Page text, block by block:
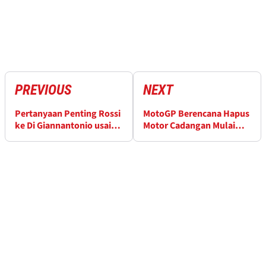
PREVIOUS
Pertanyaan Penting Rossi
ke Di Giannantonio usai
NEXT
MotoGP Berencana Hapus
Motor Cadangan Mulai